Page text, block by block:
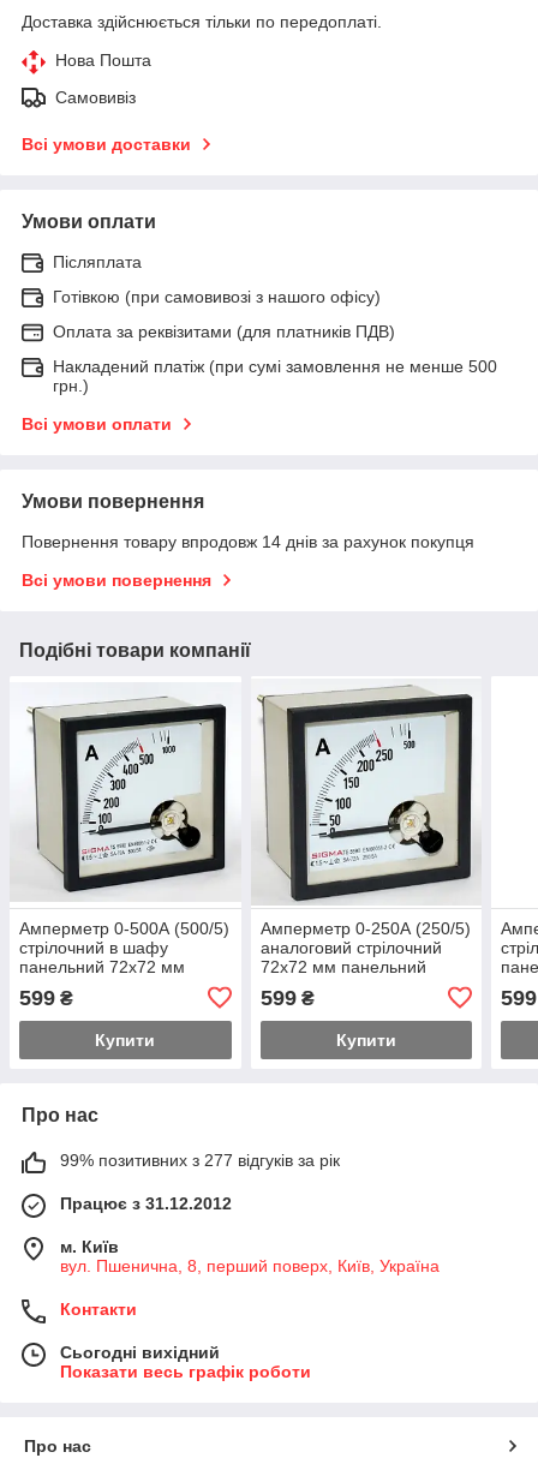
Доставка здійснюється тільки по передоплаті.
Нова Пошта
Самовивіз
Всі умови доставки
Умови оплати
Післяплата
Готівкою (при самовивозі з нашого офісу)
Оплата за реквізитами (для платників ПДВ)
Накладений платіж (при сумі замовлення не менше 500
грн.)
Всі умови оплати
Умови повернення
Повернення товару впродовж 14 днів за рахунок покупця
Всі умови повернення
Подібні товари компанії
Амперметр 0-500А (500/5)
стрілочний в шафу
панельний 72х72 мм
599 ₴
Купити
Амперметр 0-250А (250/5)
аналоговий стрілочний
72х72 мм панельний
599₴
Купити
599
Про нас
99% позитивних з 277 відгуків за рік
Працює з 31.12.2012
м. Київ
вул. Пшенична, 8, перший поверх, Київ, Україна
Контакти
Сьогодні вихідний
Показати весь графік роботи
Про нас